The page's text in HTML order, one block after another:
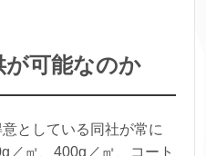
可能なのか
としている同社が常に
／㎡、400g／㎡、コート